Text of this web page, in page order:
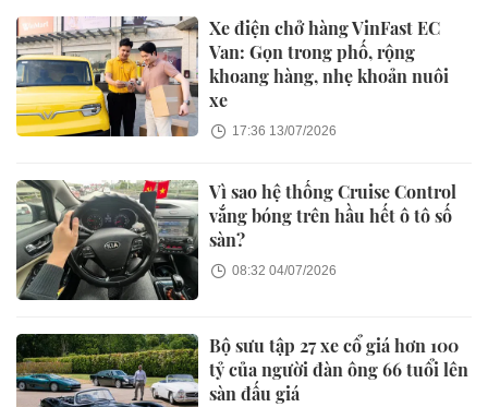
Xe điện chở hàng VinFast EC
Van: Gọn trong phố, rộng
khoang hàng, nhẹ khoản nuôi
xe
17:36 13/07/2026
Vì sao hệ thống Cruise Control
vắng bóng trên hầu hết ô tô số
sàn?
08:32 04/07/2026
Bộ sưu tập 27 xe cổ giá hơn 100
tỷ của người đàn ông 66 tuổi lên
sàn đấu giá